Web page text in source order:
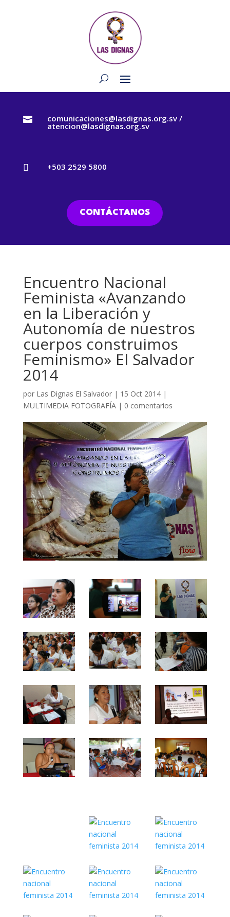
 comunicaciones@lasdignas.org.sv /
atencion@lasdignas.org.sv
 +503 2529 5800
CONTÁCTANOS
Encuentro Nacional
Feminista «Avanzando
en la Liberación y
Autonomía de nuestros
cuerpos construimos
Feminismo» El Salvador
2014
por Las Dignas El Salvador| 15 Oct 2014|
MULTIMEDIA FOTOGRAFÍA| 0 comentarios